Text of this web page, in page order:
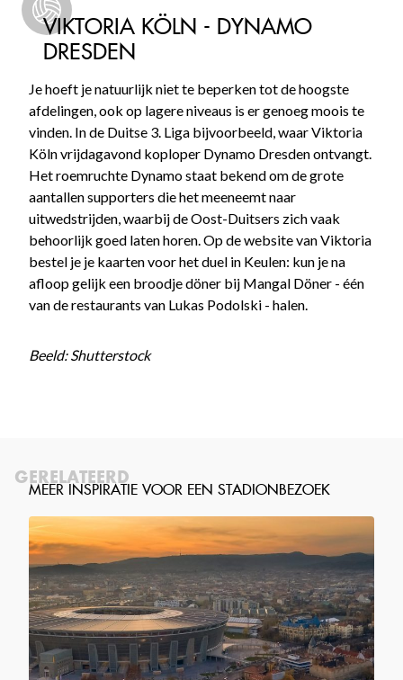
VIKTORIA KÖLN - DYNAMO
DRESDEN
Je hoeft je natuurlijk niet te beperken tot de hoogste
afdelingen, ook op lagere niveaus is er genoeg moois te
vinden. In de Duitse 3. Liga bijvoorbeeld, waar Viktoria
Köln vrijdagavond koploper Dynamo Dresden ontvangt.
Het roemruchte Dynamo staat bekend om de grote
aantallen supporters die het meeneemt naar
uitwedstrijden, waarbij de Oost-Duitsers zich vaak
behoorlijk goed laten horen. Op de website van Viktoria
bestel je je kaarten voor het duel in Keulen: kun je na
afloop gelijk een broodje döner bij Mangal Döner - één
van de restaurants van Lukas Podolski - halen.
Beeld: Shutterstock
GERELATEERD